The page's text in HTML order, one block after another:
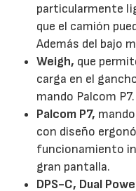
particularmente
que el camión
Además del bajo
Weigh, que
carga en el
mando Palcom P7.
Palcom P7,
con diseño
funcionamiento
gran pantalla.
DPS-C, Dual